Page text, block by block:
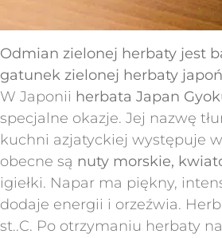
Odmian zielonej herbaty jest
gatunek zielonej herbaty
W Japonii herbata Japan
specjalne okazje. Jej nazwę
kuchni azjatyckiej występuje
obecne są nuty morskie,
igiełki. Napar ma piękny,
dodaje energii i orzeźwia.
st..C. Po otrzymaniu herbaty